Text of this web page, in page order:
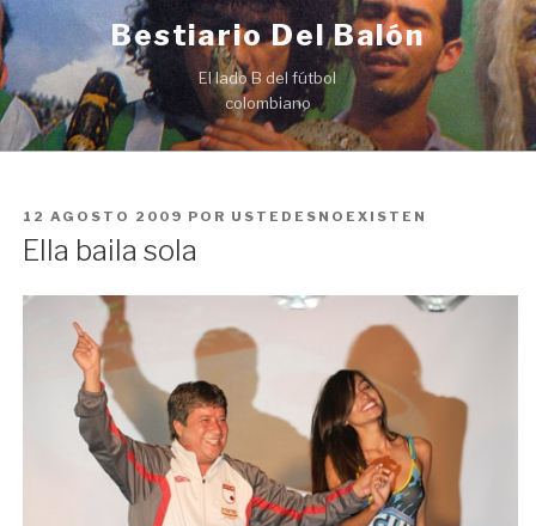
Ir
al
contenido
Bestiario Del Balón
El lado B del fútbol
colombiano
PUBLICADO
EN
12 AGOSTO 2009 POR USTEDESNOEXISTEN
Ella baila sola